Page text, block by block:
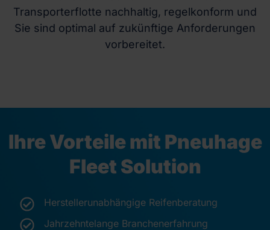
Transporterflotte nachhaltig, regelkonform und
Sie sind optimal auf zukünftige Anforderungen
vorbereitet.
Ihre Vorteile mit Pneuhage
Fleet Solution
Herstellerunabhängige Reifenberatung
Jahrzehntelange Branchenerfahrung